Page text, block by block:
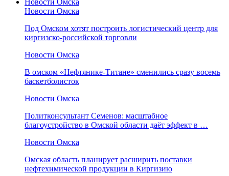
Новости Омска
Новости Омска
Под Омском хотят построить логистический центр для
киргизско-российской торговли
Новости Омска
В омском «Нефтянике-Титане» сменились сразу восемь
баскетболисток
Новости Омска
Политконсультант Семенов: масштабное
благоустройство в Омской области даёт эффект в …
Новости Омска
Омская область планирует расширить поставки
нефтехимической продукции в Киргизию